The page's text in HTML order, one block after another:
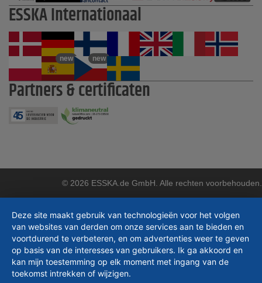
ESSKA Internationaal
new new
Partners & certificaten
© 2026 ESSKA.de GmbH. Alle rechten voorbehouden.
Deze site maakt gebruik van technologieën voor het volgen
van websites van derden om onze services aan te bieden en
voortdurend te verbeteren, en om advertenties weer te geven
op basis van de interesses van gebruikers. Ik ga akkoord en
kan mijn toestemming op elk moment met ingang van de
toekomst intrekken of wijzigen.